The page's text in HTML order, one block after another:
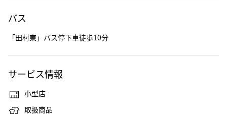
バス
「田村東」バス停下車徒歩10分
サービス情報
小型店
取扱商品